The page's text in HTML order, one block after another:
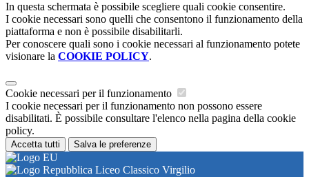
In questa schermata è possibile scegliere quali cookie consentire.
I cookie necessari sono quelli che consentono il funzionamento della
piattaforma e non è possibile disabilitarli.
Per conoscere quali sono i cookie necessari al funzionamento potete
visionare la COOKIE POLICY.
Cookie necessari per il funzionamento
I cookie necessari per il funzionamento non possono essere
disabilitati. È possibile consultare l'elenco nella pagina della cookie
policy.
Accetta tutti Salva le preferenze
Liceo Classico Virgilio